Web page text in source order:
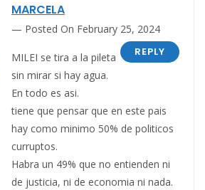
MARCELA
Posted On February 25, 2024
REPLY
MILEI se tira a la pileta
sin mirar si hay agua.
En todo es asi.
tiene que pensar que en este pais
hay como minimo 50% de politicos
curruptos.
Habra un 49% que no entienden ni
de justicia, ni de economia ni nada.